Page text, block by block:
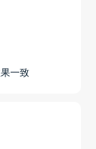
一致